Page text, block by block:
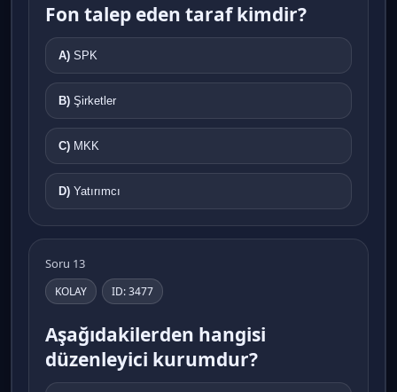
Fon talep eden taraf kimdir?
A) SPK
B) Şirketler
C) MKK
D) Yatırımcı
Soru 13
KOLAY ID: 3477
Aşağıdakilerden hangisi
düzenleyici kurumdur?